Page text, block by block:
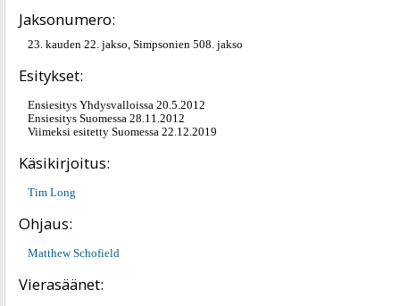
Jaksonumero:
23. kauden 22. jakso, Simpsonien 508. jakso
Esitykset:
Ensiesitys Yhdysvalloissa 20.5.2012
Ensiesitys Suomessa 28.11.2012
Viimeksi esitetty Suomessa 22.12.2019
Käsikirjoitus:
Tim Long
Ohjaus:
Matthew Schofield
Vierasäänet: